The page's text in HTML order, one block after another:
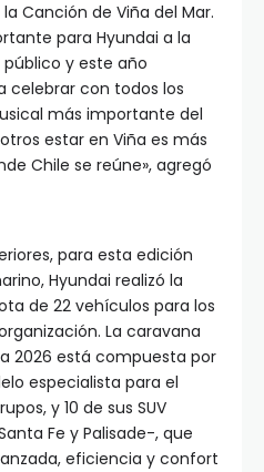
Canción de Viña del Mar.
para Hyundai a la
y este año
celebrar con todos los
más importante del
estar en Viña es más
Chile se reúne», agregó
para esta edición
Hyundai realizó la
de 22 vehículos para los
La caravana
2026 está compuesta por
especialista para el
y 10 de sus SUV
Fe y Palisade-, que
eficiencia y confort